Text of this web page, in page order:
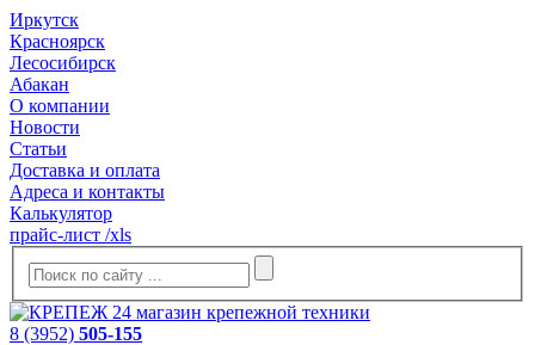
Иркутск
Красноярск
Лесосибирск
Абакан
О компании
Новости
Статьи
Доставка и оплата
Адреса и контакты
Калькулятор
прайс-лист /xls
8 (3952) 505-155